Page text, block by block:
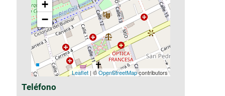
+
−
Leaflet | ©OpenStreetMapcontributors
Teléfono